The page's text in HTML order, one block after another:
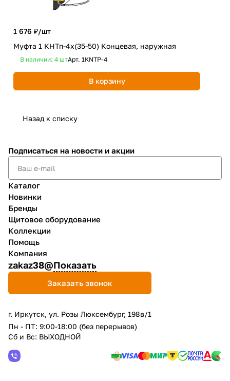
1 676 ₽/шт
Муфта 1 КНТп-4х(35-50) Концевая, наружная
В наличии: 4 штАрт. 1KNTP-4
В корзину
Назад к списку
Подписаться на новости и акции
Каталог
Новинки
Бренды
Щитовое оборудование
Коллекции
Помощь
Компания
zakaz38@Показать
Заказать звонок
г. Иркутск, ул. Розы Люксембург, 198в/1
Пн - ПТ: 9:00-18:00 (без перерывов)
Сб и Вс: ВЫХОДНОЙ